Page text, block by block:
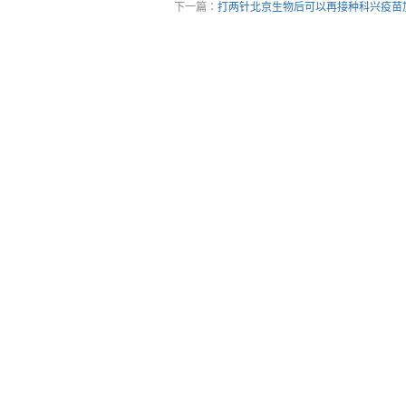
下一篇： 打两针北京生物后可以再接种科兴疫苗